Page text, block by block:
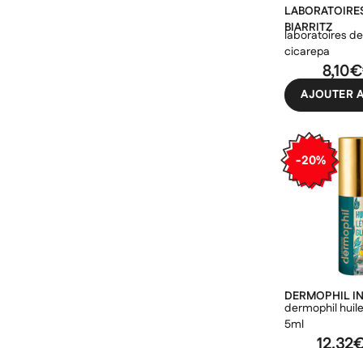
BIARRITZ
laboratoires
cicarepa
8,10€
AJOUTER
-20%
DERMOPHIL
dermophil
5ml